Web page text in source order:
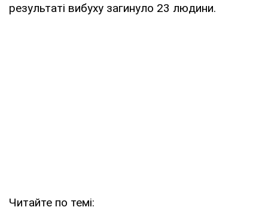
результаті вибуху загинуло 23 людини.
Читайте по темі: